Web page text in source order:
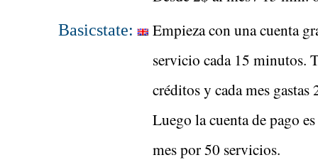
Basicstate:
Empieza con una cuenta
servicio cada 15 minutos.
créditos y cada mes gastas
Luego la cuenta de pago
mes por 50 servicios.